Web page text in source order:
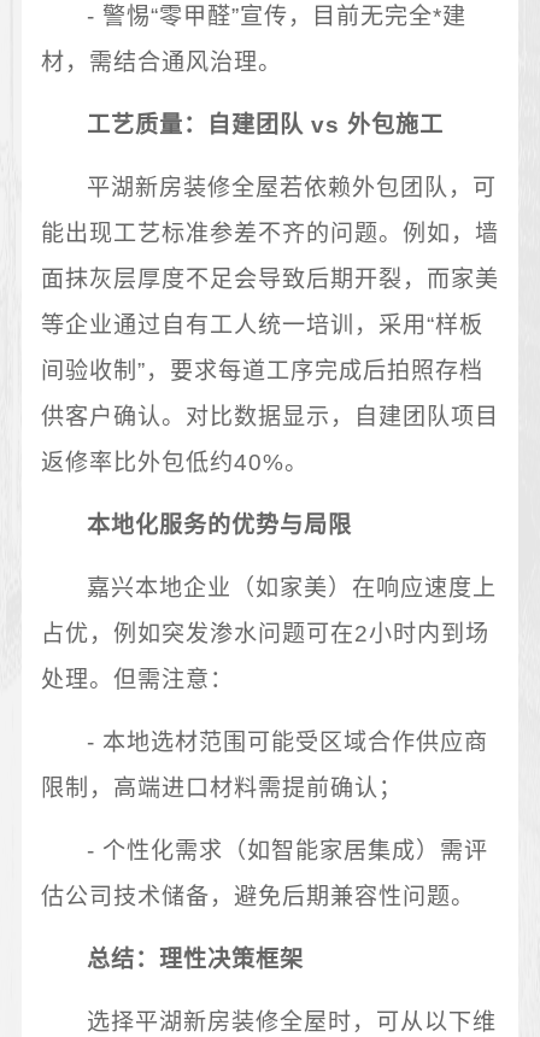
- 警惕“零甲醛”宣传，目前无完全*建
材，需结合通风治理。
工艺质量：自建团队 vs 外包施工
平湖新房装修全屋若依赖外包团队，可
能出现工艺标准参差不齐的问题。例如，墙
面抹灰层厚度不足会导致后期开裂，而家美
等企业通过自有工人统一培训，采用“样板
间验收制”，要求每道工序完成后拍照存档
供客户确认。对比数据显示，自建团队项目
返修率比外包低约40%。
本地化服务的优势与局限
嘉兴本地企业（如家美）在响应速度上
占优，例如突发渗水问题可在2小时内到场
处理。但需注意：
- 本地选材范围可能受区域合作供应商
限制，高端进口材料需提前确认；
- 个性化需求（如智能家居集成）需评
估公司技术储备，避免后期兼容性问题。
总结：理性决策框架
选择平湖新房装修全屋时，可从以下维